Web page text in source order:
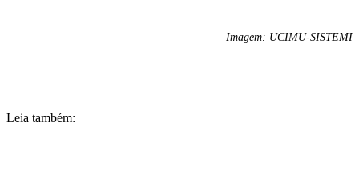
Imagem: UCIMU-SISTEMI
Leia também: